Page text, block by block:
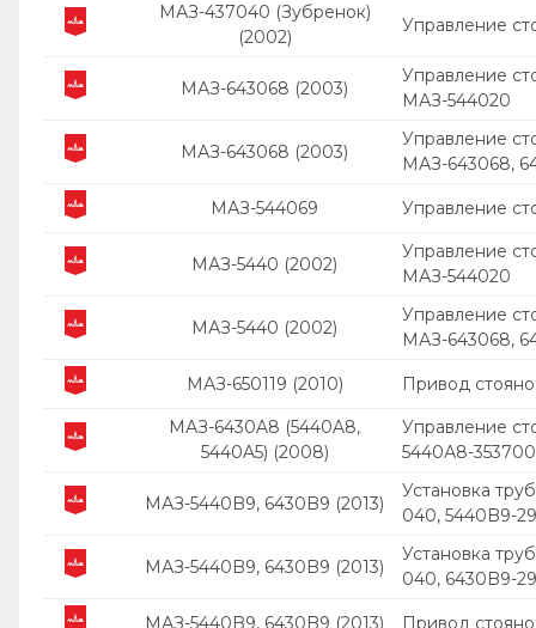
МАЗ-437040 (Зубренок)
(2002)
Управление
МАЗ-643068 (2003)
Управление
МАЗ-544020
МАЗ-643068 (2003)
Управление
МАЗ-643068,
МАЗ-544069 Управление
МАЗ-5440 (2002)
Управление
МАЗ-544020
МАЗ-5440 (2002)
Управление
МАЗ-643068,
МАЗ-650119 (2010) Привод
МАЗ-6430A8 (5440A8,
5440A5) (2008)
Управление
5440А8-
МАЗ-5440B9, 6430B9 (2013)
Установка
040, 5440B9-
МАЗ-5440B9, 6430B9 (2013)
Установка
040, 6430B9-
МАЗ-5440B9, 6430B9 (2013) Привод